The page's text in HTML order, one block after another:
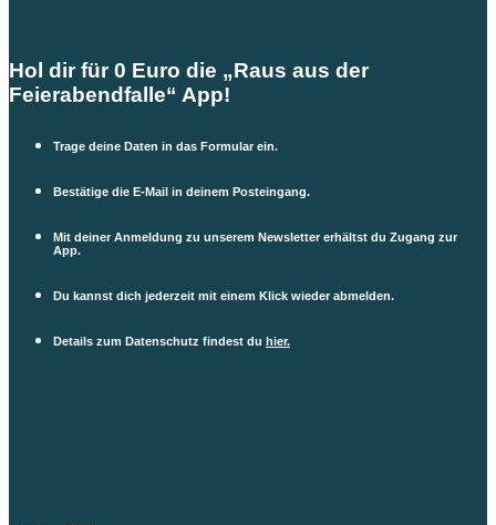
Hol dir für 0 Euro die „Raus aus der
Feierabendfalle“ App!
Trage deine Daten in das Formular ein.
Bestätige die E-Mail in deinem Posteingang.
Mit deiner Anmeldung zu unserem Newsletter erhältst du Zugang zur
App.
Du kannst dich jederzeit mit einem Klick wieder abmelden.
Details zum Datenschutz findest du hier.